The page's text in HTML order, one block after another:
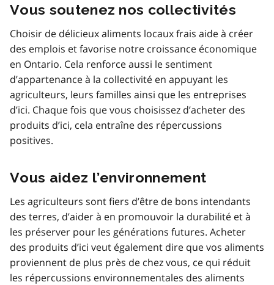
Vous soutenez nos collectivités
Choisir de délicieux aliments locaux frais aide à créer
des emplois et favorise notre croissance économique
en Ontario. Cela renforce aussi le sentiment
d’appartenance à la collectivité en appuyant les
agriculteurs, leurs familles ainsi que les entreprises
d’ici. Chaque fois que vous choisissez d’acheter des
produits d’ici, cela entraîne des répercussions
positives.
Vous aidez l’environnement
Les agriculteurs sont fiers d’être de bons intendants
des terres, d’aider à en promouvoir la durabilité et à
les préserver pour les générations futures. Acheter
des produits d’ici veut également dire que vos aliments
proviennent de plus près de chez vous, ce qui réduit
les répercussions environnementales des aliments